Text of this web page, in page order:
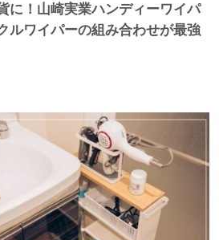
に！山崎実業ハンディーワイパ
ルワイパーの組み合わせが最強